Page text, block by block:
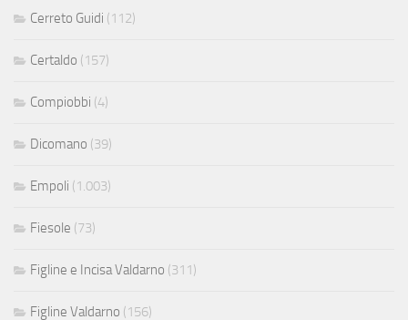
Cerreto Guidi (112)
Certaldo (157)
Compiobbi (4)
Dicomano (39)
Empoli (1.003)
Fiesole (73)
Figline e Incisa Valdarno (311)
Figline Valdarno (156)